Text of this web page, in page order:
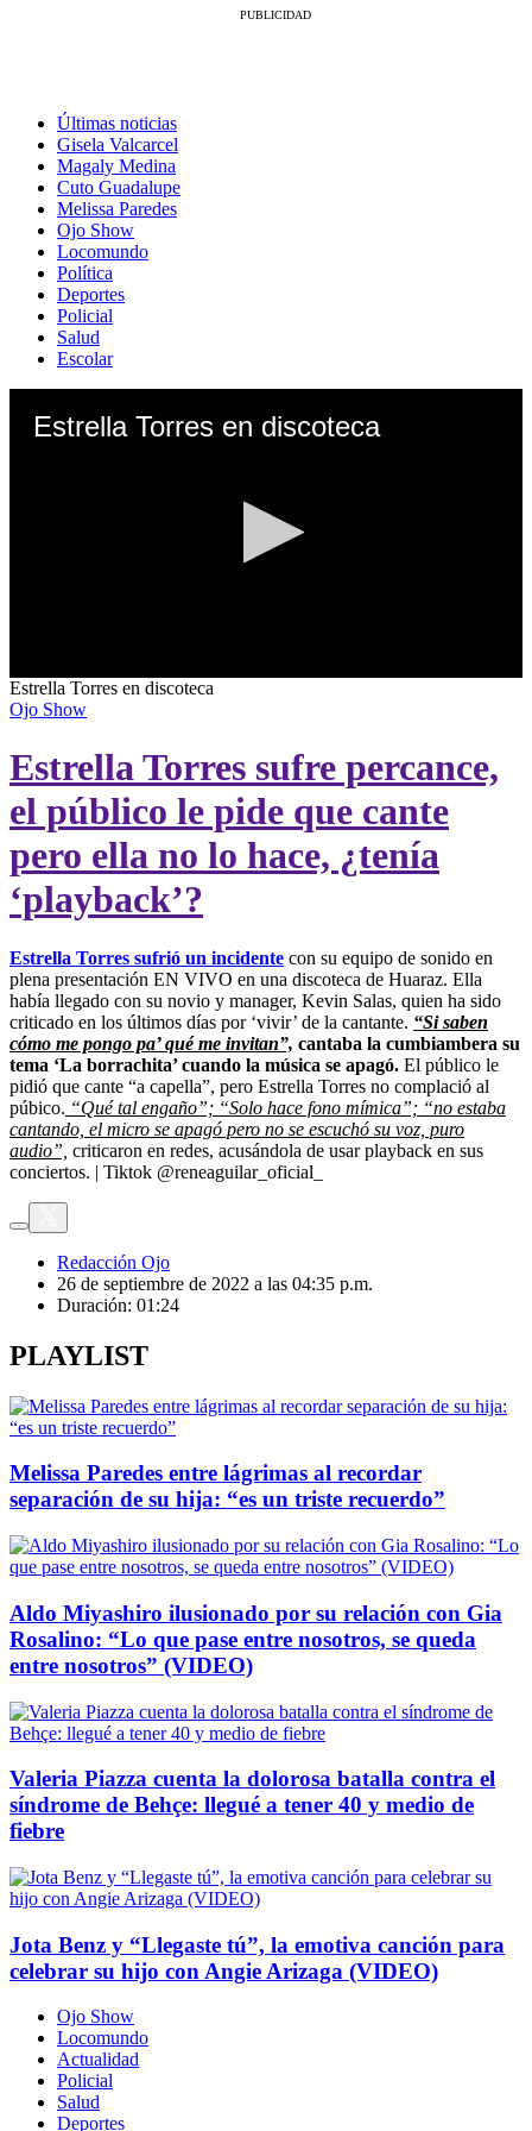
Últimas noticias
Gisela Valcarcel
Magaly Medina
Cuto Guadalupe
Melissa Paredes
Ojo Show
Locomundo
Política
Deportes
Policial
Salud
Escolar
Estrella Torres en discoteca
0
seconds
of
seconds
Estrella Torres en discoteca
Ojo Show
Estrella Torres sufre percance,
el público le pide que cante
pero ella no lo hace, ¿tenía
‘playback’?
Estrella Torres sufrió un incidente con su equipo de sonido en
plena presentación EN VIVO en una discoteca de Huaraz. Ella
había llegado con su novio y manager, Kevin Salas, quien ha sido
criticado en los últimos días por ‘vivir’ de la cantante. “Si saben
cómo me pongo pa’ qué me invitan”, cantaba la cumbiambera su
tema ‘La borrachita’ cuando la música se apagó. El público le
pidió que cante “a capella”, pero Estrella Torres no complació al
púbico. “Qué tal engaño”; “Solo hace fono mímica”; “no estaba
cantando, el micro se apagó pero no se escuchó su voz, puro
audio”, criticaron en redes, acusándola de usar playback en sus
conciertos. | Tiktok @reneaguilar_oficial_
Redacción Ojo
26 de septiembre de 2022 a las 04:35 p.m.
Duración: 01:24
PLAYLIST
Melissa Paredes entre lágrimas al recordar
separación de su hija: “es un triste recuerdo”
Aldo Miyashiro ilusionado por su relación con Gia
Rosalino: “Lo que pase entre nosotros, se queda
entre nosotros” (VIDEO)
Valeria Piazza cuenta la dolorosa batalla contra el
síndrome de Behçe: llegué a tener 40 y medio de
fiebre
Jota Benz y “Llegaste tú”, la emotiva canción para
celebrar su hijo con Angie Arizaga (VIDEO)
Ojo Show
Locomundo
Actualidad
Policial
Salud
Deportes